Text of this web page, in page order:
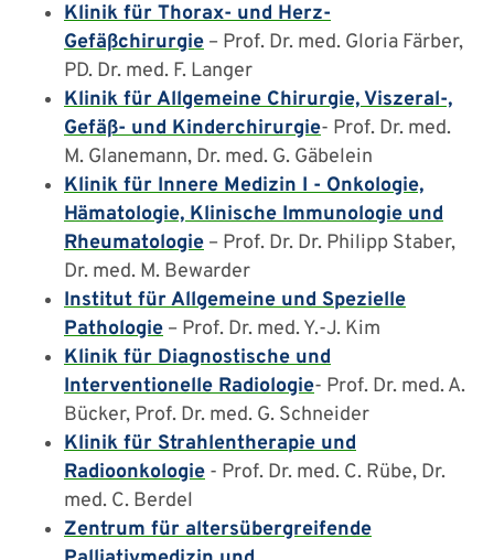
Klinik für Thorax- und Herz-
Gefäßchirurgie – Prof. Dr. med. Gloria Färber,
PD. Dr. med. F. Langer
Klinik für Allgemeine Chirurgie, Viszeral-,
Gefäß- und Kinderchirurgie- Prof. Dr. med.
M. Glanemann, Dr. med. G. Gäbelein
Klinik für Innere Medizin I - Onkologie,
Hämatologie, Klinische Immunologie und
Rheumatologie – Prof. Dr. Dr. Philipp Staber,
Dr. med. M. Bewarder
Institut für Allgemeine und Spezielle
Pathologie – Prof. Dr. med. Y.-J. Kim
Klinik für Diagnostische und
Interventionelle Radiologie- Prof. Dr. med. A.
Bücker, Prof. Dr. med. G. Schneider
Klinik für Strahlentherapie und
Radioonkologie - Prof. Dr. med. C. Rübe, Dr.
med. C. Berdel
Zentrum für altersübergreifende